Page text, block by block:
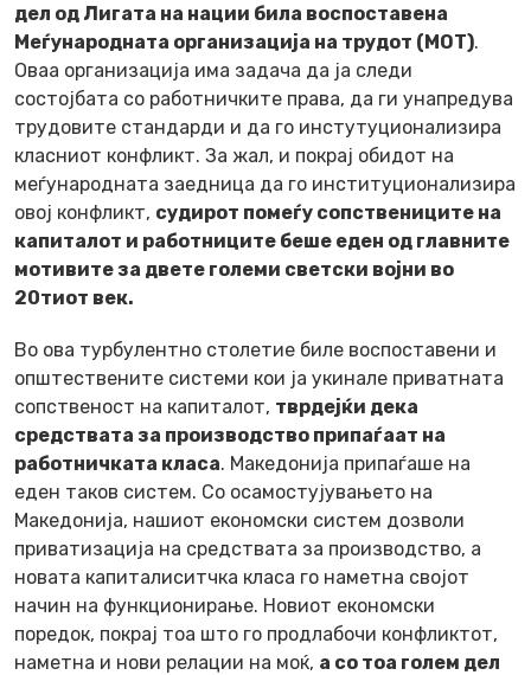
дел од Лигата на нации била воспоставена
Меѓународната организација на трудот (МОТ).
Оваа организација има задача да ја следи
состојбата со работничките права, да ги унапредува
трудовите стандарди и да го инстутуционализира
класниот конфликт. За жал, и покрај обидот на
меѓународната заедница да го институционализира
овој конфликт, судирот помеѓу сопствениците на
капиталот и работниците беше еден од главните
мотивите за двете големи светски војни во
20тиот век.
Во ова турбулентно столетие биле воспоставени и
општествените системи кои ја укинале приватната
сопственост на капиталот, тврдејќи дека
средствата за производство припаѓаат на
работничката класа. Македонија припаѓаше на
еден таков систем. Со осамостујувањето на
Македонија, нашиот економски систем дозволи
приватизација на средствата за производство, а
новата капиталиситчка класа го наметна својот
начин на функционирање. Новиот економски
поредок, покрај тоа што го продлабочи конфликтот,
наметна и нови релации на моќ, а со тоа голем дел